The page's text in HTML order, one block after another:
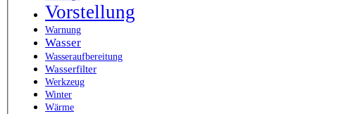
Vorstellung
Warnung
Wasser
Wasseraufbereitung
Wasserfilter
Werkzeug
Winter
Wärme